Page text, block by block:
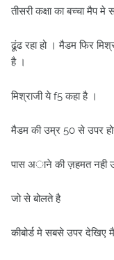
तीसरी कक्षा का बच्चा मैप
ढूंढ रहा हो । मैडम फिर
है ।
मिश्राजी ये f5 कहा है ।
मैडम की उम्र 50 से उपर
पास अाने की ज़हमत नही
जो से बोलते है
कीबोर्ड मे सबसे उपर देखिए